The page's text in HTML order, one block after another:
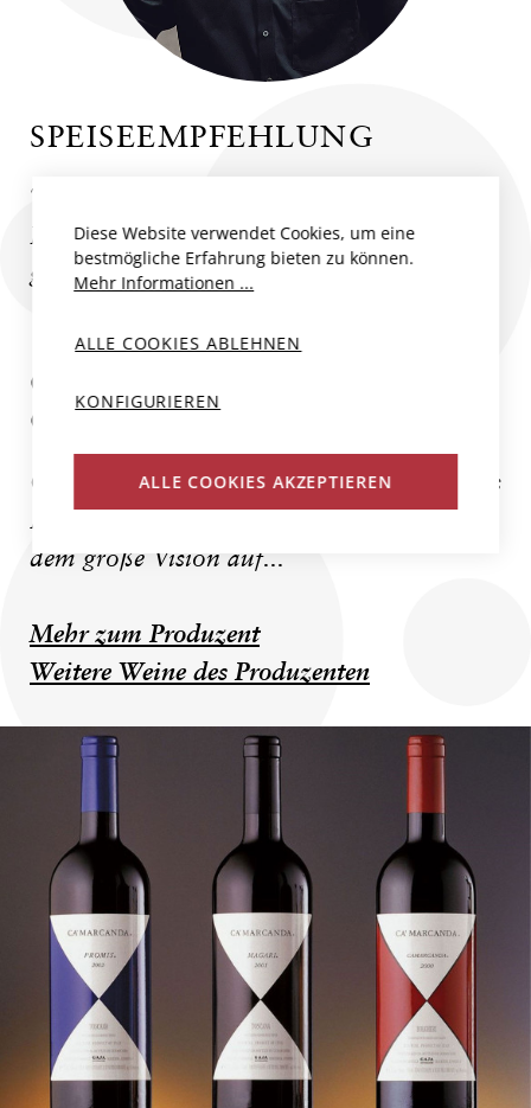
SPEISEEMPFEHLUNG
Toll zu Pasta Gerichten oder Risotto mit
Pilzen, zu dunklem Fleisch, vom Grill oder
geschmort und wunderbar auch zu Wild.
CA`MARCANDA DI ANGELO
GAJA
Ca’ Marcanda in Bolgheri ist Angelo Gajas
Meisterwerk in der Toskana – ein Ort, an
dem große Vision auf...
Mehr zum Produzent
Weitere Weine des Produzenten
Diese Website verwendet Cookies, um eine
bestmögliche Erfahrung bieten zu können.
Mehr Informationen ...
ALLE COOKIES ABLEHNEN
KONFIGURIEREN
ALLE COOKIES AKZEPTIEREN